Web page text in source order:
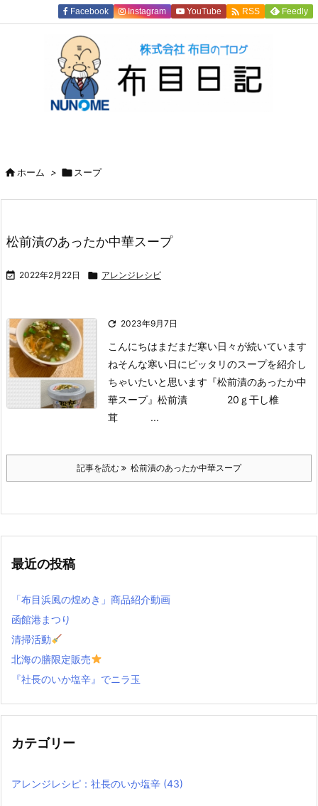
Facebook Instagram YouTube  RSS Feedly
ホーム >  スープ
松前漬のあったか中華スープ
 2022年2月22日  アレンジレシピ
 2023年9月7日
こんにちは まだまだ寒い日々が続いています
ねそんな寒い日にピッタリのスープを紹介し
ちゃいたいと思います 『松前漬のあったか中
華スープ』 松前漬 20ｇ 干し椎
茸 ...
記事を読む 松前漬のあったか中華スープ
最近の投稿
「布目浜風の煌めき」商品紹介動画
函館港まつり
清掃活動
北海の膳限定販売
『社長のいか塩辛』でニラ玉
カテゴリー
アレンジレシピ：社長のいか塩辛 (43)